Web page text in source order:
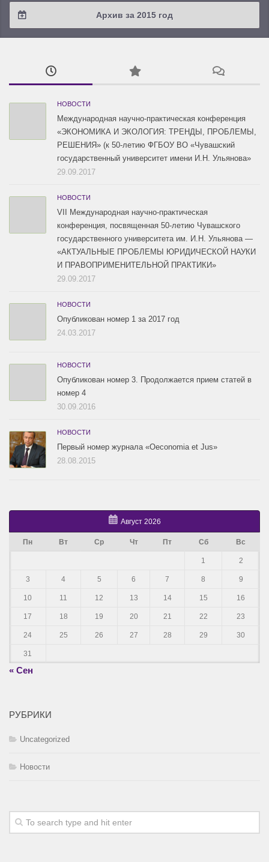
2018 / #1
2016 / #4
2016 / #3
Архив за 2015 год
2015 / #3
2015 / #2
НОВОСТИ
Международная научно-практическая конференция
«ЭКОНОМИКА И ЭКОЛОГИЯ: ТРЕНДЫ, ПРОБЛЕМЫ,
РЕШЕНИЯ» (к 50-летию ФГБОУ ВО «Чувашский
государственный университет имени И.Н. Ульянова»
29.09.2017
НОВОСТИ
VII Международная научно-практическая
конференция, посвященная 50-летию Чувашского
государственного университета им. И.Н. Ульянова —
«АКТУАЛЬНЫЕ ПРОБЛЕМЫ ЮРИДИЧЕСКОЙ НАУКИ
И ПРАВОПРИМЕНИТЕЛЬНОЙ ПРАКТИКИ»
29.09.2017
НОВОСТИ
Опубликован номер 1 за 2017 год
24.03.2017
НОВОСТИ
Опубликован номер 3. Продолжается прием статей в
номер 4
30.09.2016
НОВОСТИ
Первый номер журнала «Oeconomia et Jus»
28.08.2015
Август 2026
Пн Вт Ср Чт Пт Сб Вс
1 2
3 4 5 6 7 8 9
10 11 12 13 14 15 16
17 18 19 20 21 22 23
24 25 26 27 28 29 30
31
« Сен
РУБРИКИ
Uncategorized
Новости